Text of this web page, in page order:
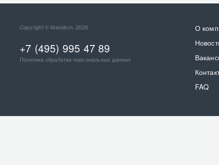
Copyright © Maxidom. 2026
+7 (495) 995 47 89
Политика обработки персональных данных
О
FAQ